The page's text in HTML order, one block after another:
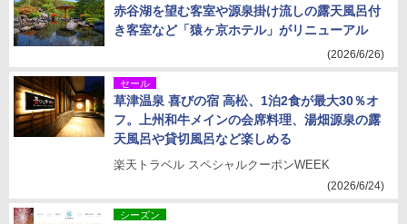
赤谷湖を望む客室や源泉掛け流しの露天風呂付
き客室など「猿ヶ京ホテル」がリニューアル
(2026/6/26)
セール
草津温泉 喜びの宿 高松、1泊2食が最大30％オ
フ。上州和牛メインの会席料理、湯畑源泉の露
天風呂や貸切風呂など楽しめる
楽天トラベル スペシャルクーポンWEEK
(2026/6/24)
シーズン